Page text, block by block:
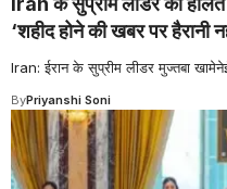
‘शहीद होने की खबर पर हैरानी
Iran: ईरान के सुप्रीम लीडर मुज्तबा
ByPriyanshi Soni